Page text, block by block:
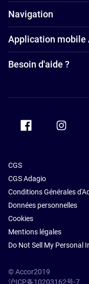
Hôtels avec
parking à
Shanghai
Hôtels avec
piscine à
Navigation
Application mobile
Besoin d'aide ?
CGS
CGS Adagio
Conditions Générales
Données personnelles
Cookies
Mentions légales
Do Not Sell My Personal
© Accor2019
沪ICP备10203162号-7